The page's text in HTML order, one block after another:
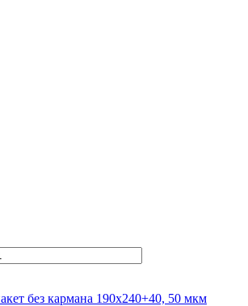
без кармана 190х240+40, 50 мкм